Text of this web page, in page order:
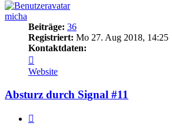
micha
Beiträge: 36
Registriert: Mo 27. Aug 2018, 14:25
Kontaktdaten:
von
micha
Website
Absturz durch Signal #11